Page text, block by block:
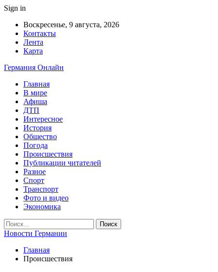
Sign in
Воскресенье, 9 августа, 2026
Контакты
Лента
Карта
Германия Онлайн
Главная
В мире
Афиша
ДТП
Интересное
История
Общество
Погода
Происшествия
Публикации читателей
Разное
Спорт
Транспорт
Фото и видео
Экономика
Новости Германии
Главная
Происшествия